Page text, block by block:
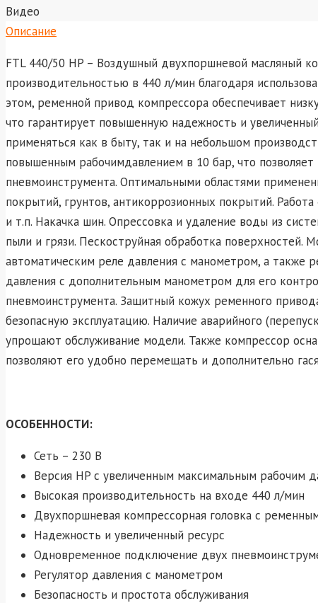
Видео
Описание
FTL 440/50 HP – Воздушный двухпоршневой масляный
производительностью в 440 л/мин благодаря
этом, ременной привод компрессора обеспечивает
что гарантирует повышенную надежность и
применяться как в быту, так и на небольшом
повышенным рабочимдавлением в 10 бар, что
пневмоинструмента. Оптимальными областями
покрытий, грунтов, антикоррозионных покрытий.
и т.п. Накачка шин. Опрессовка и удаление воды из
пыли и грязи. Пескоструйная обработка
автоматическим реле давления с манометром, а также
давления с дополнительным манометром для его
пневмоинструмента. Защитный кожух ременного
безопасную эксплуатацию. Наличие аварийного
упрощают обслуживание модели. Также компрессор
позволяют его удобно перемещать и дополнительно
ОСОБЕННОСТИ:
Сеть – 230 В
Версия HP с увеличенным максимальным рабочим
Высокая производительность на входе 440 л/мин
Двухпоршневая компрессорная головка с
Надежность и увеличенный ресурс
Одновременное подключение двух
Регулятор давления с манометром
Безопасность и простота обслуживания